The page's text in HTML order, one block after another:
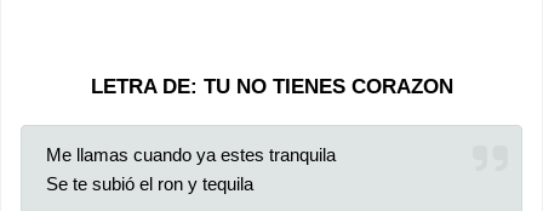
LETRA DE: TU NO TIENES CORAZON
Me llamas cuando ya estes tranquila
Se te subió el ron y tequila